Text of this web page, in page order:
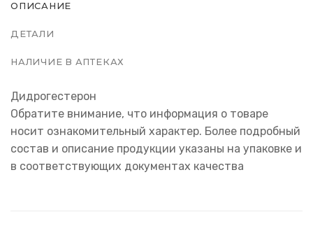
ОПИСАНИЕ
ДЕТАЛИ
НАЛИЧИЕ В АПТЕКАХ
Дидрогестерон
Обратите внимание, что информация о товаре
носит ознакомительный характер. Более подробный
состав и описание продукции указаны на упаковке и
в соответствующих документах качества